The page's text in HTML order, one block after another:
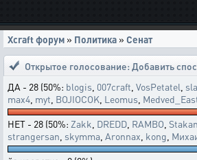
Xcraft форум » Политика » Сенат
Открытое голосование:Добавить
ДА - 28 (50%: blogis 007craft VosPetatel
max4 myt BOJIOCOK Leomus
НЕТ - 28 (50%: Zakk DREDD RAMBO
strangersan skymma Aronnax kong